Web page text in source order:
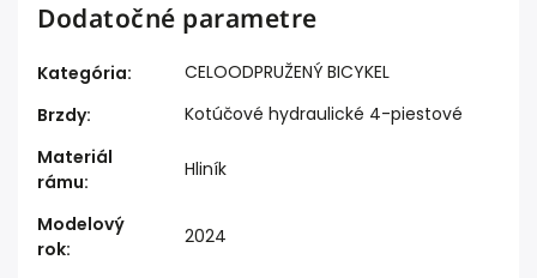
Dodatočné parametre
Kategória:
CELOODPRUŽENÝ BICYKEL
Brzdy:
Kotúčové hydraulické 4-piestové
Materiál
rámu:
Hliník
Modelový
rok:
2024